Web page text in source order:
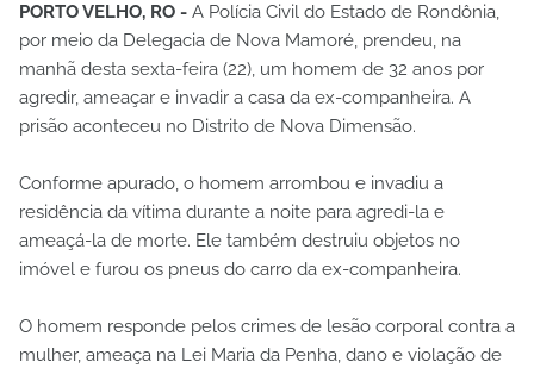
PORTO VELHO, RO - A Polícia Civil do Estado de Rondônia,
por meio da Delegacia de Nova Mamoré, prendeu, na
manhã desta sexta-feira (22), um homem de 32 anos por
agredir, ameaçar e invadir a casa da ex-companheira. A
prisão aconteceu no Distrito de Nova Dimensão.
Conforme apurado, o homem arrombou e invadiu a
residência da vítima durante a noite para agredi-la e
ameaçá-la de morte. Ele também destruiu objetos no
imóvel e furou os pneus do carro da ex-companheira.
O homem responde pelos crimes de lesão corporal contra a
mulher, ameaça na Lei Maria da Penha, dano e violação de